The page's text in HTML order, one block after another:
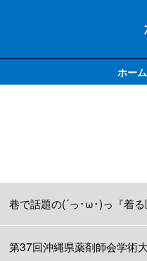
ホーム
で話題の(´っ･ω･)っ『着
37回沖縄県薬剤師会学術